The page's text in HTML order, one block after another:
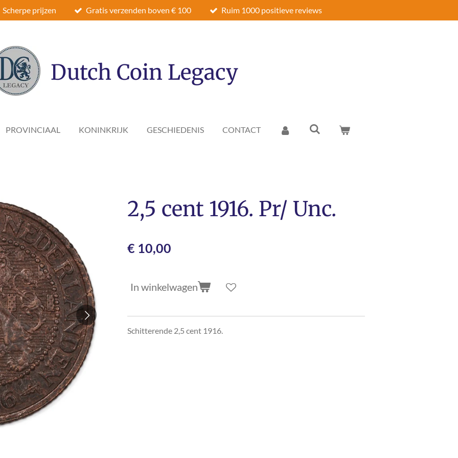
Scherpe prijzen Gratis verzenden boven € 100 Ruim 1000 positieve reviews
Dutch Coin Legacy
PROVINCIAAL KONINKRIJK GESCHIEDENIS CONTACT
2,5 cent 1916. Pr/ Unc.
€ 10,00
In winkelwagen
Schitterende 2,5 cent 1916.